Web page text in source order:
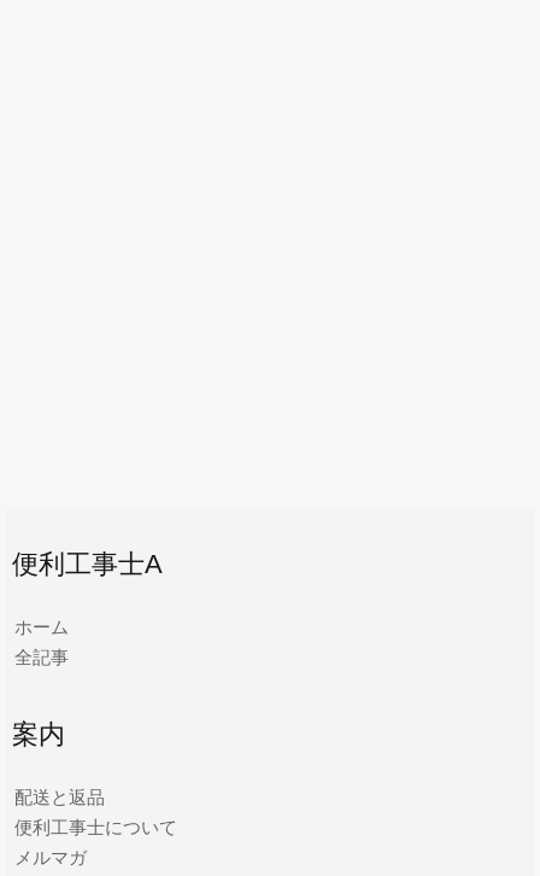
便利工事士A
ホーム
全記事
案内
配送と返品
便利工事士について
メルマガ